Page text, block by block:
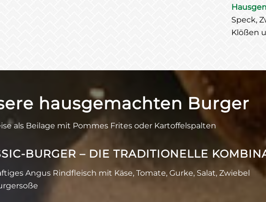
Speck,
Klößen
hausgemachten Burger
als Beilage mit Pommes Frites oder Kartoffelspalten
BURGER – DIE TRADITIONELLE
Angus Rindfleisch mit Käse, Tomate, Gurke, Salat, Zwiebel